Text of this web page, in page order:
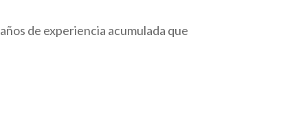
años de experiencia acumulada que